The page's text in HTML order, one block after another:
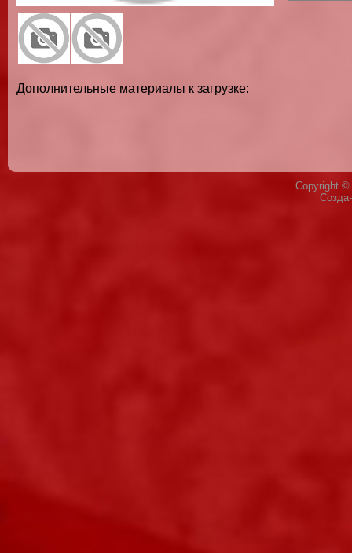
Дополнительные материалы к загрузке:
Copyright